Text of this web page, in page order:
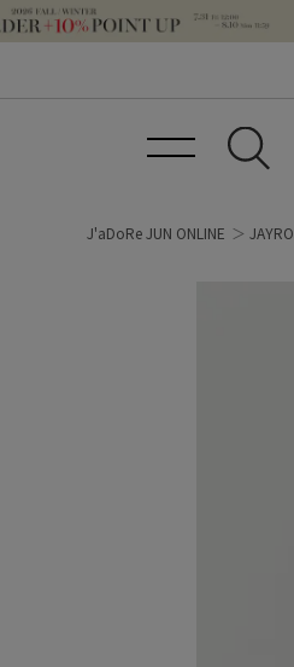
J'aDoRe JUN ONLINE JAYRO